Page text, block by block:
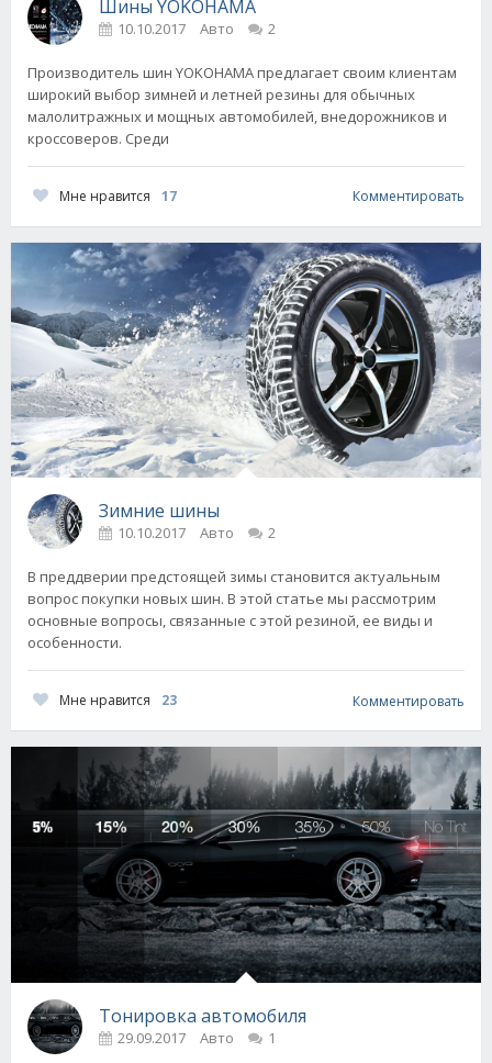
Шины YOKOHAMA
10.10.2017 Авто 2
Производитель шин YOKOHAMA предлагает своим клиентам
широкий выбор зимней и летней резины для обычных
малолитражных и мощных автомобилей, внедорожников и
кроссоверов. Среди
Мне нравится 17 Комментировать
Зимние шины
10.10.2017 Авто 2
В преддверии предстоящей зимы становится актуальным
вопрос покупки новых шин. В этой статье мы рассмотрим
основные вопросы, связанные с этой резиной, ее виды и
особенности.
Мне нравится 23 Комментировать
Тонировка автомобиля
29.09.2017 Авто 1